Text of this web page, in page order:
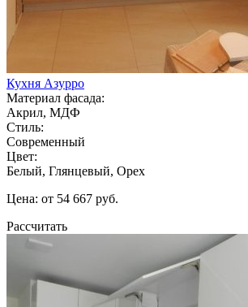
Кухня Азурро
Материал фасада:
Акрил, МДФ
Стиль:
Современный
Цвет:
Белый, Глянцевый, Орех
Цена: от 54 667 руб.
Рассчитать